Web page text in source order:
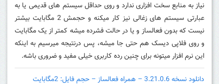
نیاز به منابع سخت افزاری ندارد و روی حداقل سیستم های قدیمی یا به
عبارتی سیستم های زغالی نیز کار میکنه و حجمش 2 مگابایت بیشتر
نیست که بدون فعالساز و یا در حالت فشرده میشه کمتر از یک مگابایت
و روی فلاپی دیسک هم حتی جا میشه، پس درنتیجه میرسیم به اینکه
این نرم افزار میتونه برای چنین رده کاربری خیلی مفید و ضروری باشه.
دانلود نسخه 3.21.0.6 – همراه فعالساز – حجم فایل: 2مگابایت